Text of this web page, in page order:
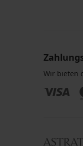
Wir bieten